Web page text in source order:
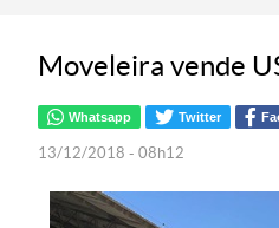
Moveleira vende
Whatsapp Twitter
13/12/2018 - 08h12